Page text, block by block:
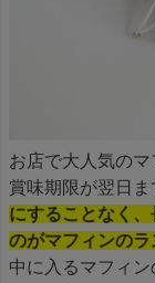
お店で大人気の
賞味期限が翌日
にすることなく
のがマフィンのラ
中に入るマフィン